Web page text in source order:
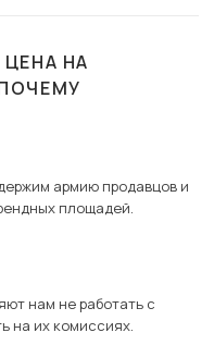
НА
армию продавцов и
площадей.
нам не работать с
на их комиссиях.